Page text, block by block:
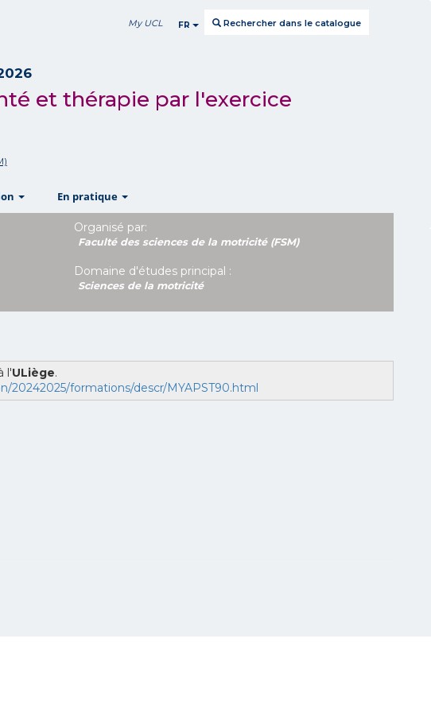
My UCL FR Rechercher dans le catalogue
et thérapie par l'exercice
En pratique
Organisé par:
Faculté des sciences de la motricité (FSM)
Domaine d'études principal :
Sciences de la motricité
l'ULiège.
20242025/formations/descr/MYAPST90.html